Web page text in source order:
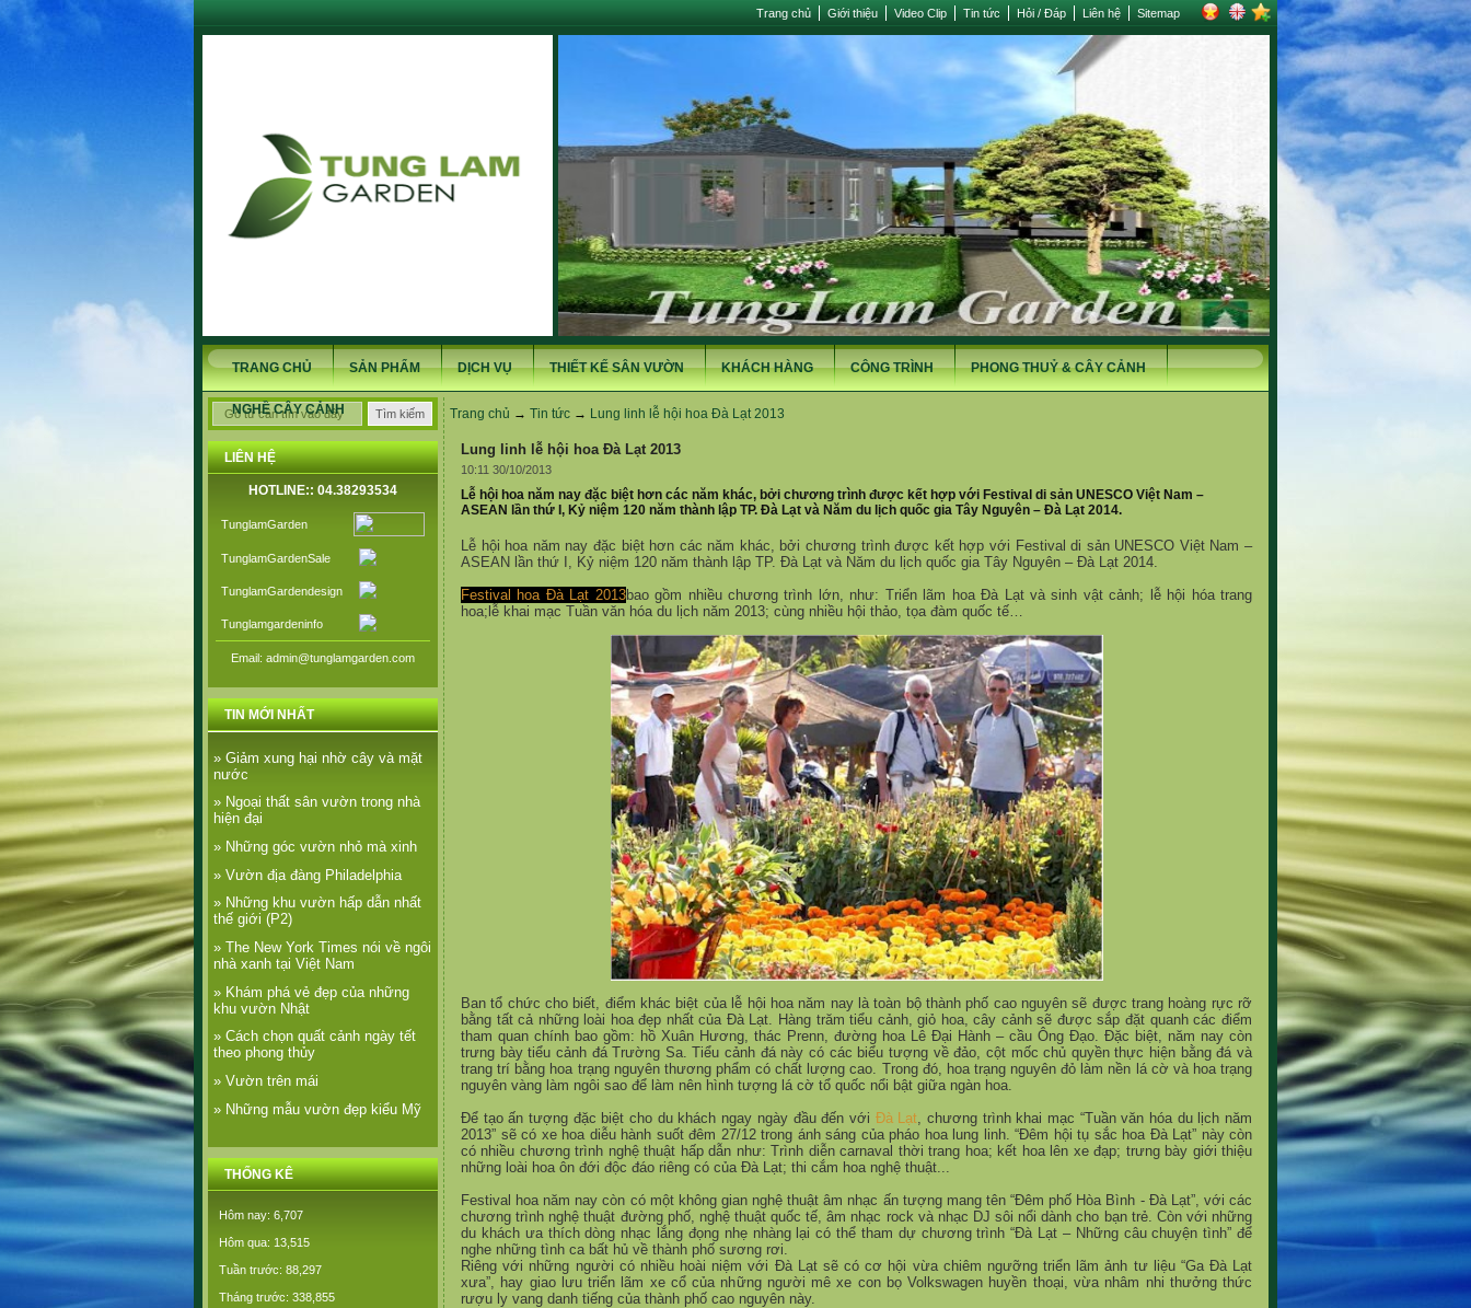
Trang chủ Giới thiệu Video Clip Tin tức Hỏi / Đáp Liên hệ Sitemap
TRANG CHỦ SẢN PHẨM DỊCH VỤ THIẾT KẾ SÂN VƯỜN KHÁCH HÀNG CÔNG TRÌNH PHONG THUỶ & CÂY CẢNH
NGHỀ CÂY CẢNH
LIÊN HỆ
HOTLINE:: 04.38293534
TunglamGarden
TunglamGardenSale
TunglamGardendesign
Tunglamgardeninfo
Email: admin@tunglamgarden.com
TIN MỚI NHẤT
» Giảm xung hại nhờ cây và mặt
nước
» Ngoại thất sân vườn trong nhà
hiện đại
» Những góc vườn nhỏ mà xinh
» Vườn địa đàng Philadelphia
» Những khu vườn hấp dẫn nhất
thế giới (P2)
» The New York Times nói về ngôi
nhà xanh tại Việt Nam
» Khám phá vẻ đẹp của những
khu vườn Nhật
» Cách chọn quất cảnh ngày tết
theo phong thủy
» Vườn trên mái
» Những mẫu vườn đẹp kiểu Mỹ
THỐNG KÊ
Hôm nay: 6,707
Hôm qua: 13,515
Tuần trước: 88,297
Tháng trước: 338,855
Trang chủ → Tin tức → Lung linh lễ hội hoa Đà Lạt 2013
Lung linh lễ hội hoa Đà Lạt 2013
10:11 30/10/2013
Lễ hội hoa năm nay đặc biệt hơn các năm khác, bởi chương trình được kết hợp với Festival di sản UNESCO Việt Nam –
ASEAN lần thứ I, Kỷ niệm 120 năm thành lập TP. Đà Lạt và Năm du lịch quốc gia Tây Nguyên – Đà Lạt 2014.
Lễ hội hoa năm nay đặc biệt hơn các năm khác, bởi chương trình được kết hợp với Festival di sản UNESCO Việt Nam –
ASEAN lần thứ I, Kỷ niệm 120 năm thành lập TP. Đà Lạt và Năm du lịch quốc gia Tây Nguyên – Đà Lạt 2014.
Festival hoa Đà Lạt 2013bao gồm nhiều chương trình lớn, như: Triển lãm hoa Đà Lạt và sinh vật cảnh; lễ hội hóa trang
hoa;lễ khai mạc Tuần văn hóa du lịch năm 2013; cùng nhiều hội thảo, tọa đàm quốc tế…
Ban tổ chức cho biết, điểm khác biệt của lễ hội hoa năm nay là toàn bộthành phố cao nguyên sẽ được trang hoàng rực rỡ
bằng tất cả những loài hoa đẹp nhất của Đà Lạt. Hàng trăm tiểu cảnh, giỏ hoa, cây cảnh sẽ được sắp đặt quanh các điểm
tham quan chính bao gồm: hồ Xuân H ương, thác Prenn, đường hoa Lê Đại Hành – cầu Ông Đạo. Đặc biệt, năm nay còn
trưng bày tiểu cảnh đá Trường Sa. Tiểu cảnh đá này có các biểu tượng vềđảo, cột mốc chủ quyền thực hiện bằng đá và
trang trí bằng hoa trạng nguyên thương phẩm có chất l ượng cao. Trong đó, hoa trạng nguyên đỏ làm nền lá cờ và hoa trạng
nguyên vàng làm ngôi sao để làm nên hình tượng lá cờ tổ quốc nổi bật giữa ngàn hoa.
Để tạoấn tượng đặc biệt cho du khách ngay ngày đầu đến với Đà Lạt , chương trình khai mạc “Tuần văn hóa du l ịch năm
2013” sẽcó xe hoa diễu hành suốt đêm 27/12 trong ánh sáng của pháo hoa lung linh. “Đêm hội tụ sắc hoa Đà L ạt” này còn
có nhiều chương trình nghệthuật hấp dẫn như: Trình diễn carnaval thời trang hoa; kết hoa lên xe đạp; trưng bày giới thiệu
những loài hoa ôn đới độc đáo riêng có của Đà L ạt; thi cắm hoa nghệ thuật...
Festival hoa năm nay còn có một không gian nghệ thuật âm nhạc ấn tượng mang tên “Đêm phố Hòa Bình - Đà L ạt”, với các
chương trình nghệ thuật đường phố, nghệthuật quốc tế , âm nhạc rock và nhạc DJ sôi nổi dành cho bạn trẻ. Còn với những
du khách ưa thích dòng nhạc lắng đọng nhẹnhàng lại có thể tham dựchương trình “Đà Lạt – Những câu chuyện tình” để
nghe những tình ca bất hủ về thành phố sương rơi
Riêng với những người có nhiều hoài niệm với Đà L ạt sẽcó cơ hội vừa chiêm ngưỡng triển lãmảnh tưliệu “Ga Đà Lạt
xưa”, hay giao l ưu triển lãm xe cổcủa những người mê xe con bọVolkswagen huyền thoại, vừa nhâm nhi thưởng thức
rượu ly vang danh tiếng của thành phố cao nguyên này.